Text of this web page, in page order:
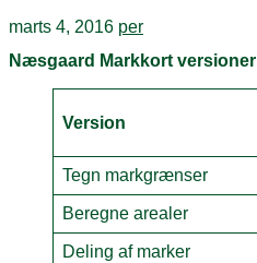
marts 4, 2016 per
Næsgaard Markkort versioner
Version
Tegn markgrænser
Beregne arealer
Deling af marker